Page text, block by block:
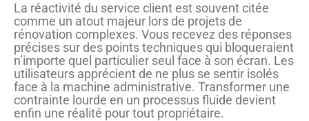
La réactivité du service client est souvent citée
comme un atout majeur lors de projets de
rénovation complexes. Vous recevez des réponses
précises sur des points techniques qui bloqueraient
n’importe quel particulier seul face à son écran. Les
utilisateurs apprécient de ne plus se sentir isolés
face à la machine administrative. Transformer une
contrainte lourde en un processus fluide devient
enfin une réalité pour tout propriétaire.